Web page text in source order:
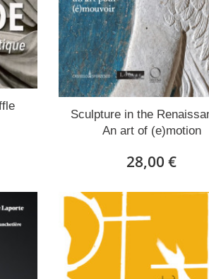
Sculpture in the
An art of (e)motion
28,00 €